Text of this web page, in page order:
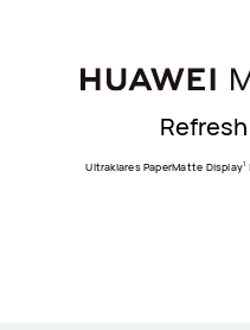
Ultraklares PaperMatte Display1